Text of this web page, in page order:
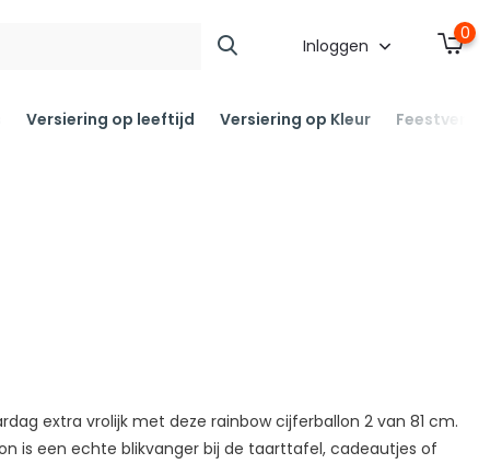
Inloggen
0
Versiering op leeftijd Versiering op Kleur
extra vrolijk met deze rainbow cijferballon 2 van 81 cm.
is een echte blikvanger bij de taarttafel, cadeautjes of